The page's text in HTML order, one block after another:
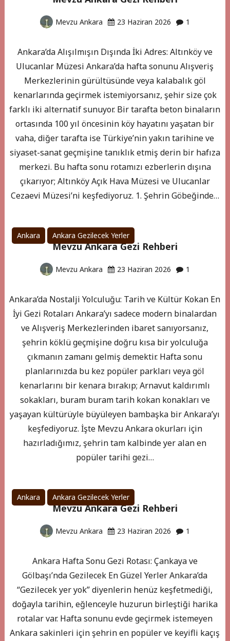
Mevzu Ankara 23 Haziran 2026 1
Ankara’da Alışılmışın Dışında İki Adres: Altınköy ve
Ulucanlar Müzesi Ankara’da hafta sonunu Alışveriş
Merkezlerinin gürültüsünde veya kalabalık göl
kenarlarında geçirmek istemiyorsanız, şehir size çok
farklı iki alternatif sunuyor. Bir tarafta beton binaların
ortasında 100 yıl öncesinin köy hayatını yaşatan bir
vaha, diğer tarafta ise Türkiye’nin yakın tarihine ve
siyaset-sanat geçmişine tanıklık etmiş derin bir hafıza
merkezi. Bu hafta sonu rotamızı ezberlerin dışına
çıkarıyor; Altınköy Açık Hava Müzesi ve Ulucanlar
Cezaevi Müzesi’ni keşfediyoruz. 1. Şehrin Göbeğinde…
Ankara Ankara Gezilecek Yerler
Mevzu Ankara Gezi Rehberi
Mevzu Ankara 23 Haziran 2026 1
Ankara’da Nostalji Yolculuğu: Tarih ve Kültür Kokan En
İyi Gezi Rotaları Ankara’yı sadece modern binalardan
ve Alışveriş Merkezlerinden ibaret sanıyorsanız,
şehrin köklü geçmişine doğru kısa bir yolculuğa
çıkmanın zamanı gelmiş demektir. Hafta sonu
planlarınızda bu kez popüler parkları veya göl
kenarlarını bir kenara bırakıp; Arnavut kaldırımlı
sokakları, buram buram tarih kokan konakları ve
yaşayan kültürüyle büyüleyen bambaşka bir Ankara’yı
keşfediyoruz. İşte Mevzu Ankara okurları için
hazırladığımız, şehrin tam kalbinde yer alan en
popüler tarihi gezi…
Ankara Ankara Gezilecek Yerler
Mevzu Ankara Gezi Rehberi
Mevzu Ankara 23 Haziran 2026 1
Ankara Hafta Sonu Gezi Rotası: Çankaya ve
Gölbaşı’nda Gezilecek En Güzel Yerler Ankara’da
“Gezilecek yer yok” diyenlerin henüz keşfetmediği,
doğayla tarihin, eğlenceyle huzurun birleştiği harika
rotalar var. Hafta sonunu evde geçirmek istemeyen
Ankara sakinleri için şehrin en popüler ve keyifli kaçış